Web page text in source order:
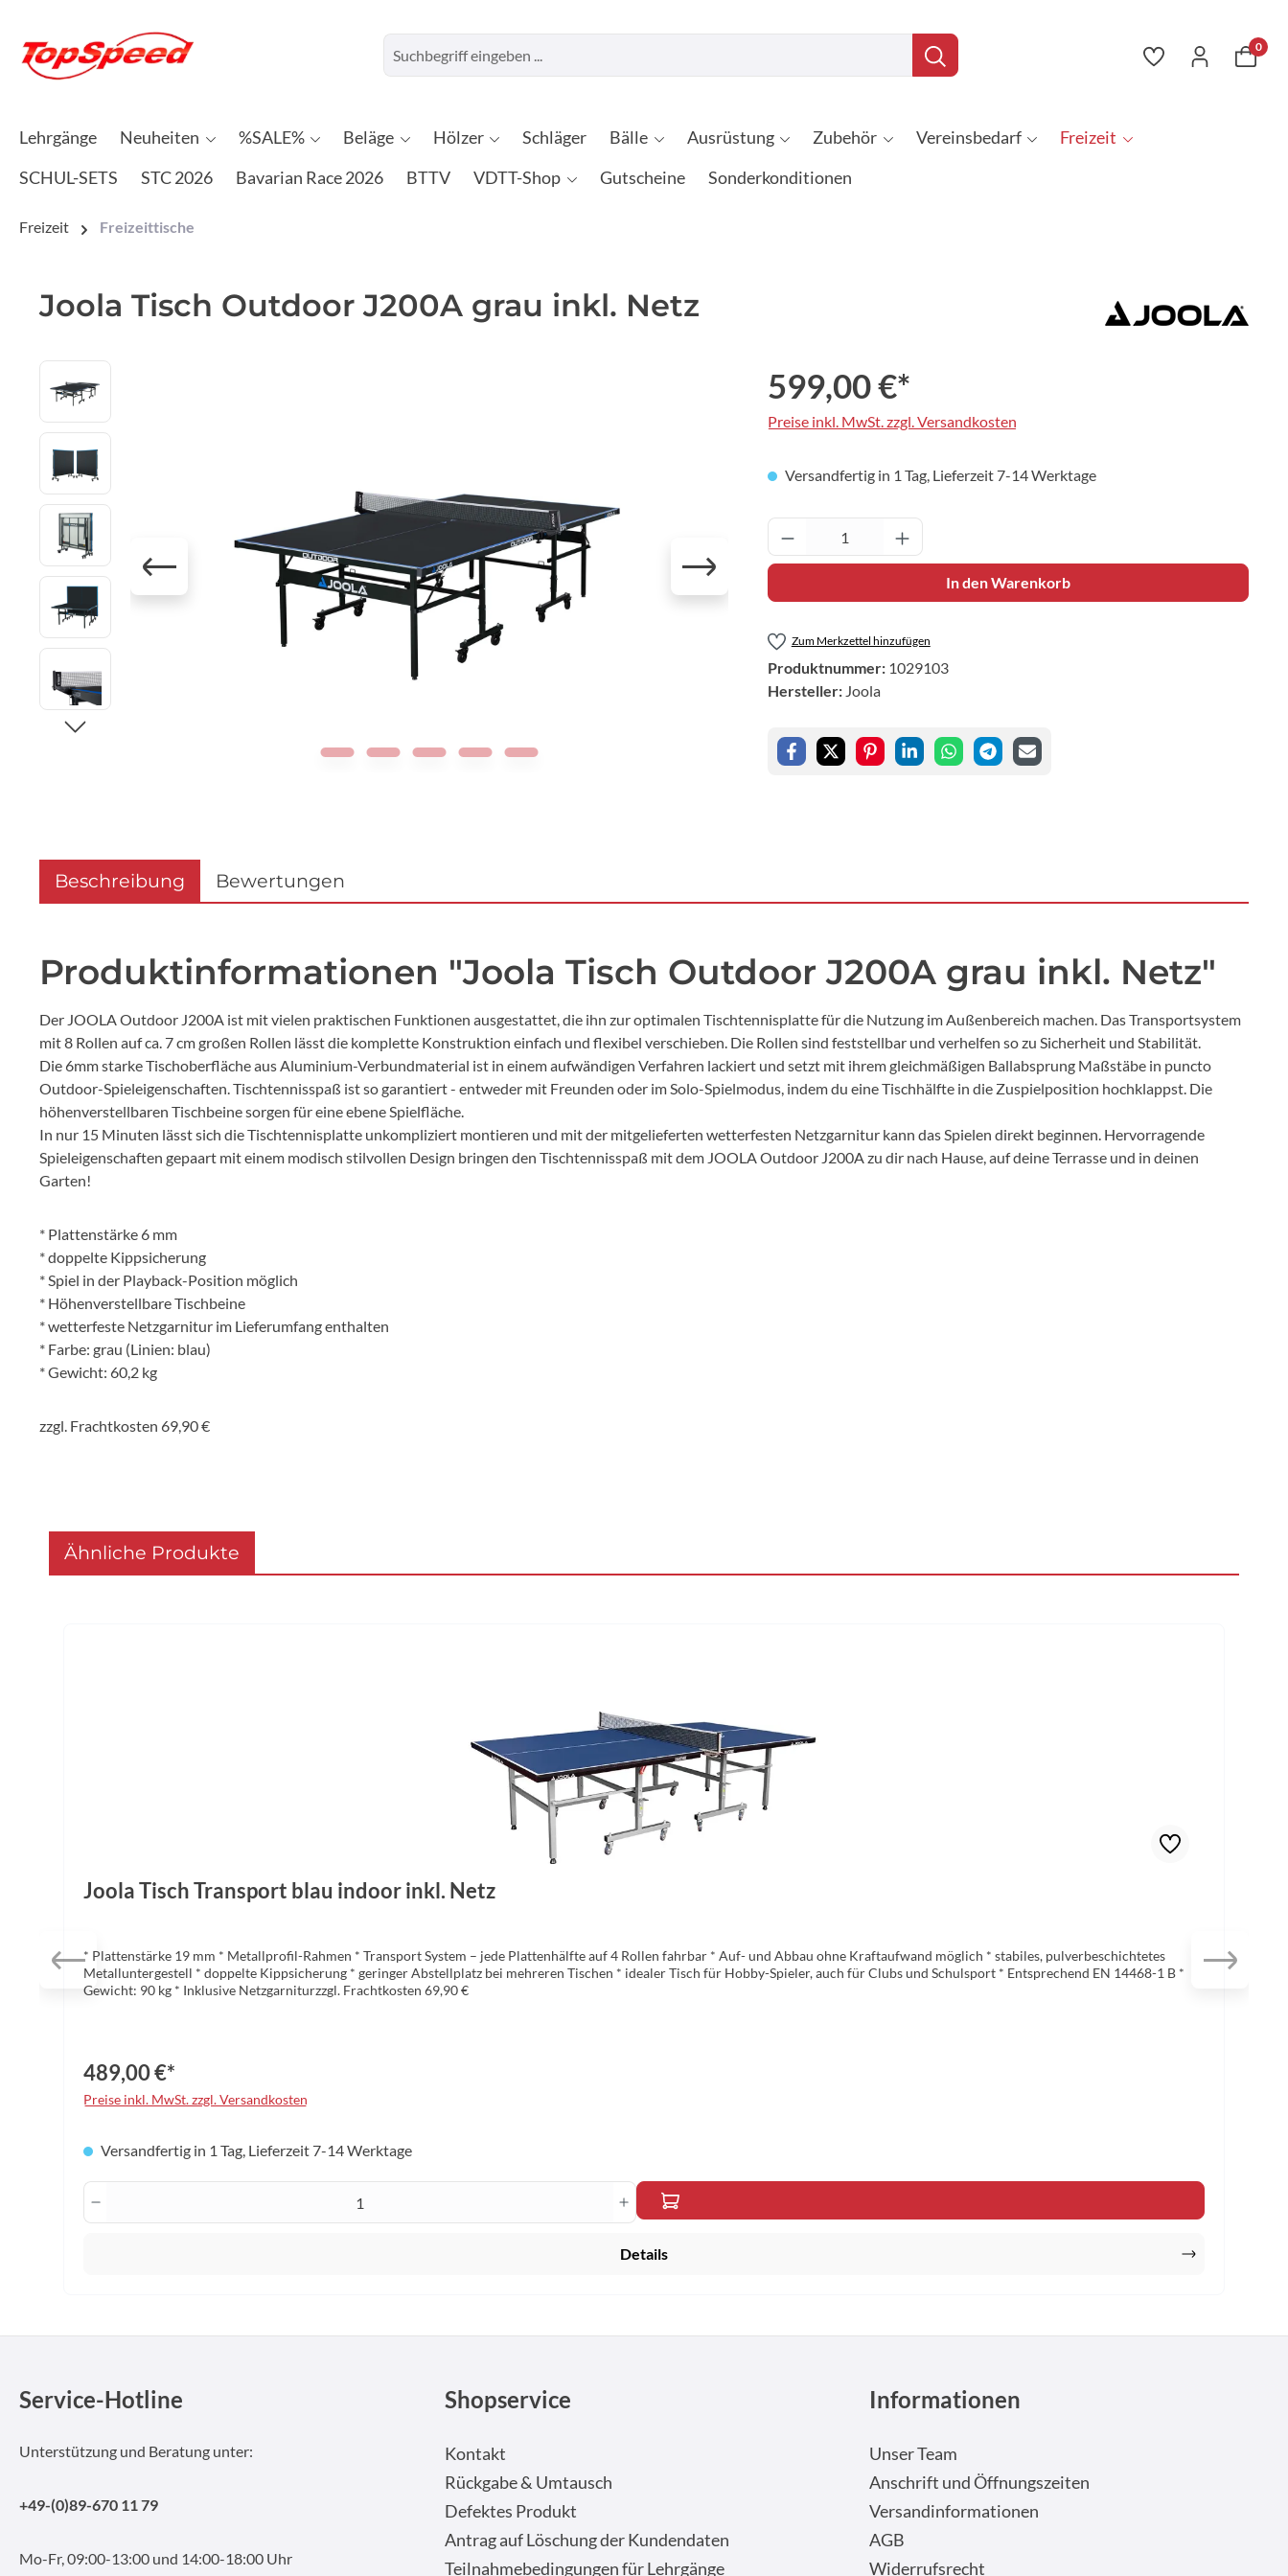
0
Lehrgänge Neuheiten %SALE% Beläge Hölzer Schläger Bälle Ausrüstung Zubehör Vereinsbedarf
Freizeit
SCHUL-SETS
STC 2026 Bavarian Race 2026 BTTV VDTT-Shop Gutscheine Sonderkonditionen
Freizeit Freizeittische
Joola Tisch Outdoor J200A grau inkl. Netz
Bildergalerie überspringen 599,00 €*
Preise inkl. MwSt. zzgl. Versandkosten
Versandfertig in 1 Tag, Lieferzeit 7-14 Werktage
Produkt Anzahl: Gib den gewünschten Wert ein
In den Warenkorb
Zum Merkzettel hinzufügen
Produktnummer: 1029103
Hersteller: Joola
Beschreibung Bewertungen
Produktinformationen "Joola Tisch Outdoor J200A grau inkl. Netz"
Der JOOLA Outdoor J200A ist mit vielen praktischen Funktionen ausgestattet, die ihn zur optimalen Tischtennisplatte für die Nutzung im Außenbereich machen. Das Transportsystem
mit 8 Rollen auf ca. 7 cm großen Rollen lässt die komplette Konstruktion einfach und flexibel verschieben. Die Rollen sind feststellbar und verhelfen so zu Sicherheit und Stabilität.
Die 6mm starke Tischoberfläche aus Aluminium-Verbundmaterial ist in einem aufwändigen Verfahren lackiert und setzt mit ihrem gleichmäßigen Ballabsprung Maßstäbe in puncto
Outdoor-Spieleigenschaften. Tischtennisspaß ist so garantiert - entweder mit Freunden oder im Solo-Spielmodus, indem du eine Tischhälfte in die Zuspielposition hochklappst. Die
höhenverstellbaren Tischbeine sorgen für eine ebene Spielfläche.
In nur 15 Minuten lässt sich die Tischtennisplatte unkompliziert montieren und mit der mitgelieferten wetterfesten Netzgarnitur kann das Spielen direkt beginnen. Hervorragende
Spieleigenschaften gepaart mit einem modisch stilvollen Design bringen den Tischtennisspaß mit dem JOOLA Outdoor J200A zu dir nach Hause, auf deine Terrasse und in deinen
Garten!
* Plattenstärke 6 mm
* doppelte Kippsicherung
* Spiel in der Playback-Position möglich
* Höhenverstellbare Tischbeine
* wetterfeste Netzgarnitur im Lieferumfang enthalten
* Farbe: grau (Linien: blau)
* Gewicht: 60,2 kg
zzgl. Frachtkosten 69,90 €
Ähnliche Produkte
Joola Tisch Transport blau indoor inkl. Netz
* Plattenstärke 19 mm * Metallprofil-Rahmen * Transport System – jede Plattenhälfte auf 4 Rollen fahrbar * Auf- und Abbau ohne Kraftaufwand möglich * stabiles, pulverbeschichtetes
Metalluntergestell * doppelte Kippsicherung * geringer Abstellplatz bei mehreren Tischen * idealer Tisch für Hobby-Spieler, auch für Clubs und Schulsport * Entsprechend EN 14468-1 B *
Gewicht: 90 kg * Inklusive Netzgarniturzzgl. Frachtkosten 69,90 €
489,00 €*
Preise inkl. MwSt. zzgl. Versandkosten
Versandfertig in 1 Tag, Lieferzeit 7-14 Werktage
Produkt Anzahl: Gib den gewünschten Wert ein oder benutze die Schaltflächen um die Anzahl zu erhöhen oder zu
Details
Service-Hotline
Unterstützung und Beratung unter:
+49-(0)89-670 11 79
Mo-Fr, 09:00-13:00 und 14:00-18:00 Uhr
Shopservice
Kontakt
Rückgabe & Umtausch
Defektes Produkt
Antrag auf Löschung der Kundendaten
Teilnahmebedingungen für Lehrgänge
Informationen
Unser Team
Anschrift und Öffnungszeiten
Versandinformationen
AGB
Widerrufsrecht